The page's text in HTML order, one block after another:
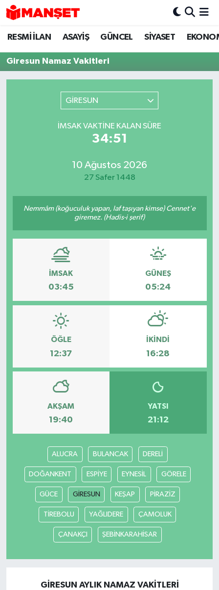
RESMİ İLAN ASAYİŞ GÜNCEL SİYASET
Giresun Namaz Vakitleri
GİRESUN
İMSAK VAKTINE KALAN SÜRE
34:51
10 Ağustos 2026
27 Safer 1448
Nemmâm (koğuculuk yapan, laf taşıyan kimse) Cennet'e
giremez. (Hadis-i şerif)
İMSAK
03:45
GÜNEŞ
05:24
ÖĞLE
12:37
İKINDI
16:28
AKŞAM
19:40
YATSI
21:12
ALUCRA BULANCAK DERELİ
DOĞANKENT ESPİYE EYNESİL GÖRELE
GÜCE GİRESUN KEŞAP PİRAZİZ
TİREBOLU YAĞLIDERE ÇAMOLUK
ÇANAKÇI ŞEBİNKARAHİSAR
GİRESUN AYLIK NAMAZ VAKITLERI
Hava Durumu
Trafik Durumu
Tüm Manşetler
Son Dakika Haberleri
Haber Arşivi